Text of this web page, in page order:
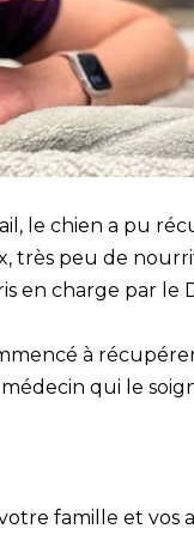
le chien a pu
très peu de
en charge par le
à
qui le
famille et vos